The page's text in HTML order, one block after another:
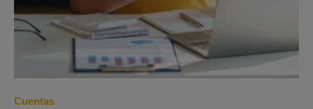
Cuentas